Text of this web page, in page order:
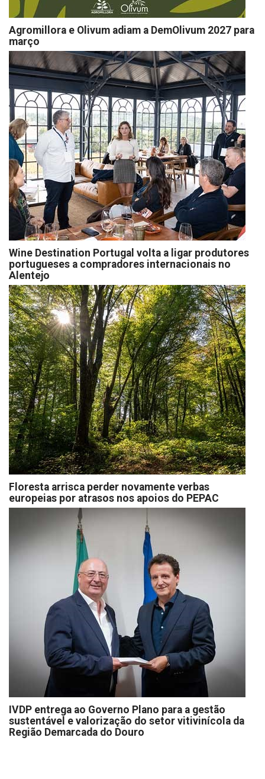
Agromillora e Olivum adiam a DemOlivum 2027 para
março
Wine Destination Portugal volta a ligar produtores
portugueses a compradores internacionais no
Alentejo
Floresta arrisca perder novamente verbas
europeias por atrasos nos apoios do PEPAC
IVDP entrega ao Governo Plano para a gestão
sustentável e valorização do setor vitivinícola da
Região Demarcada do Douro